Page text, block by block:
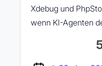
Xdebug und
wenn KI-Agenten